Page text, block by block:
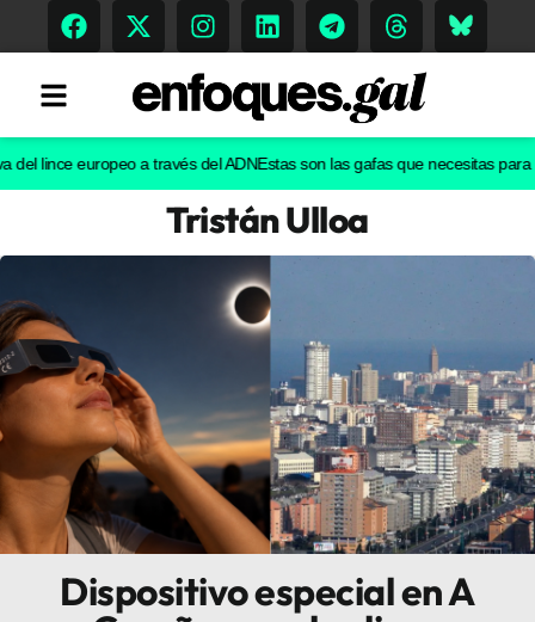
Gastronomía
Escenarios
Sostenibilidad
Innova
europeo a través del ADNEstas son las gafas que necesitas para ver
Tristán Ulloa
Dispositivo especial en A